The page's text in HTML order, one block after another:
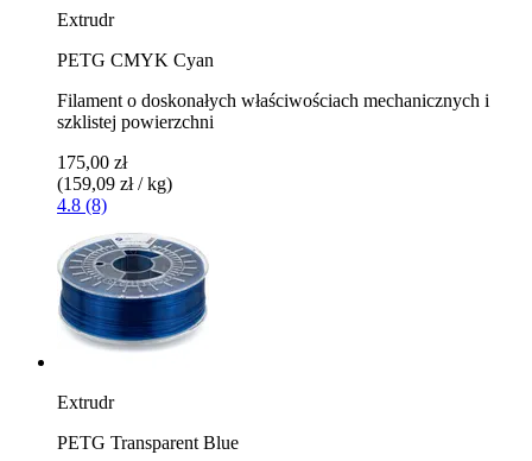
Extrudr
PETG CMYK Cyan
Filament o doskonałych właściwościach mechanicznych i
szklistej powierzchni
175,00 zł
(159,09 zł / kg)
4.8 (8)
Extrudr
PETG Transparent Blue